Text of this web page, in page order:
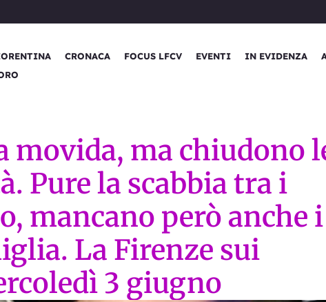
CRONACA FOCUS LFCV EVENTI IN EVIDENZA
movida, ma chiudono
Pure la scabbia tra i
mancano però anche i
La Firenze sui
3 giugno